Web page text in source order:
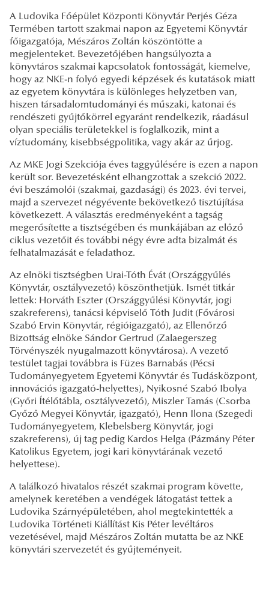
A Ludovika Főépület Központi Könyvtár Perjés Géza
Termében tartott szakmai napon az Egyetemi Könyvtár
főigazgatója, Mészáros Zoltán köszöntötte a
megjelenteket. Bevezetőjében hangsúlyozta a
könyvtáros szakmai kapcsolatok fontosságát, kiemelve,
hogy az NKE-n folyó egyedi képzések és kutatások miatt
az egyetem könyvtára is különleges helyzetben van,
hiszen társadalomtudományi és műszaki, katonai és
rendészeti gyűjtőkörrel egyaránt rendelkezik, ráadásul
olyan speciális területekkel is foglalkozik, mint a
víztudomány, kisebbségpolitika, vagy akár az űrjog.
Az MKE Jogi Szekciója éves taggyűlésére is ezen a napon
került sor. Bevezetésként elhangzottak a szekció 2022.
évi beszámolói (szakmai, gazdasági) és 2023. évi tervei,
majd a szervezet négyévente bekövetkező tisztújítása
következett. A választás eredményeként a tagság
megerősítette a tisztségében és munkájában az előző
ciklus vezetőit és további négy évre adta bizalmát és
felhatalmazását e feladathoz.
Az elnöki tisztségben Urai-Tóth Évát (Országgyűlés
Könyvtár, osztályvezető) köszönthetjük. Ismét titkár
lettek: Horváth Eszter (Országgyűlési Könyvtár, jogi
szakreferens), tanácsi képviselő Tóth Judit (Fővárosi
Szabó Ervin Könyvtár, régióigazgató), az Ellenőrző
Bizottság elnöke Sándor Gertrud (Zalaegerszeg
Törvényszék nyugalmazott könyvtárosa). A vezető
testület tagjai továbbra is Füzes Barnabás (Pécsi
Tudományegyetem Egyetemi Könyvtár és Tudásközpont,
innovációs igazgató-helyettes), Nyikosné Szabó Ibolya
(Győri Ítélőtábla, osztályvezető), Miszler Tamás (Csorba
Győző Megyei Könyvtár, igazgató), Henn Ilona (Szegedi
Tudományegyetem, Klebelsberg Könyvtár, jogi
szakreferens), új tag pedig Kardos Helga (Pázmány Péter
Katolikus Egyetem, jogi kari könyvtárának vezető
helyettese).
A találkozó hivatalos részét szakmai program követte,
amelynek keretében a vendégek látogatást tettek a
Ludovika Szárnyépületében, ahol megtekintették a
Ludovika Történeti Kiállítást Kis Péter levéltáros
vezetésével, majd Mészáros Zoltán mutatta be az NKE
könyvtári szervezetét és gyűjteményeit.